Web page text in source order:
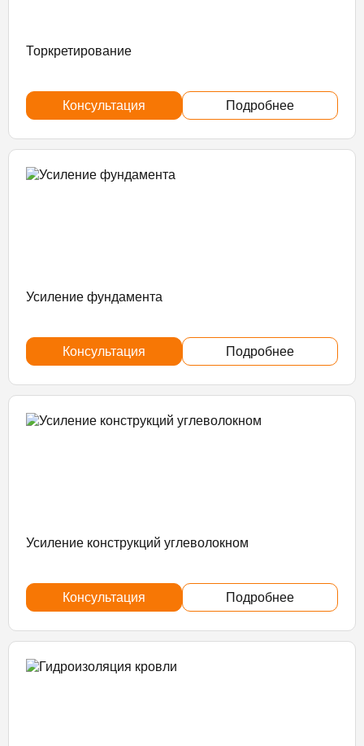
Торкретирование
Консультация Подробнее
Усиление фундамента
Консультация Подробнее
Усиление конструкций углеволокном
Консультация Подробнее